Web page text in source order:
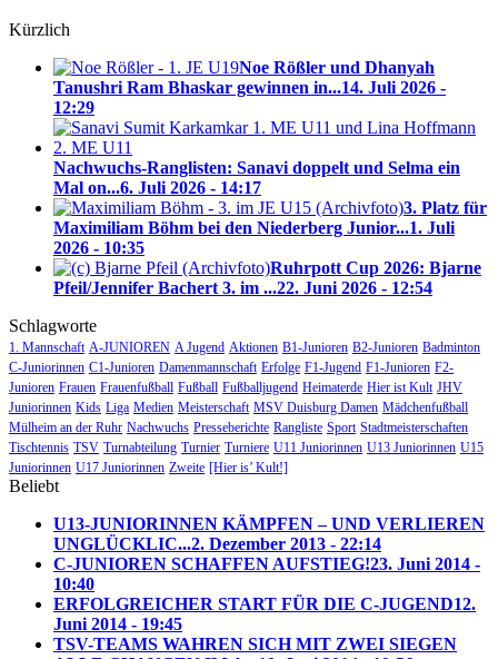
Kürzlich
Noe Rößler und Dhanyah
Tanushri Ram Bhaskar gewinnen in...14. Juli 2026 -
12:29
Nachwuchs-Ranglisten: Sanavi doppelt und Selma ein
Mal on...6. Juli 2026 - 14:17
3. Platz für
Maximiliam Böhm bei den Niederberg Junior...1. Juli
2026 - 10:35
Ruhrpott Cup 2026: Bjarne
Pfeil/Jennifer Bachert 3. im ...22. Juni 2026 - 12:54
Schlagworte
1. Mannschaft A-JUNIOREN A Jugend Aktionen B1-Junioren B2-Junioren Badminton
C-Juniorinnen C1-Junioren Damenmannschaft Erfolge F1-Jugend F1-Junioren F2-
Junioren Frauen Frauenfußball Fußball Fußballjugend Heimaterde Hier ist Kult JHV
Juniorinnen Kids Liga Medien Meisterschaft MSV Duisburg Damen Mädchenfußball
Mülheim an der Ruhr Nachwuchs Presseberichte Rangliste Sport Stadtmeisterschaften
Tischtennis TSV Turnabteilung Turnier Turniere U11 Juniorinnen U13 Juniorinnen U15
Juniorinnen U17 Juniorinnen Zweite [Hier is’ Kult!]
Beliebt
U13-JUNIORINNEN KÄMPFEN – UND VERLIEREN
UNGLÜCKLIC...2. Dezember 2013 - 22:14
C-JUNIOREN SCHAFFEN AUFSTIEG!23. Juni 2014 -
10:40
ERFOLGREICHER START FÜR DIE C-JUGEND12.
Juni 2014 - 19:45
TSV-TEAMS WAHREN SICH MIT ZWEI SIEGEN